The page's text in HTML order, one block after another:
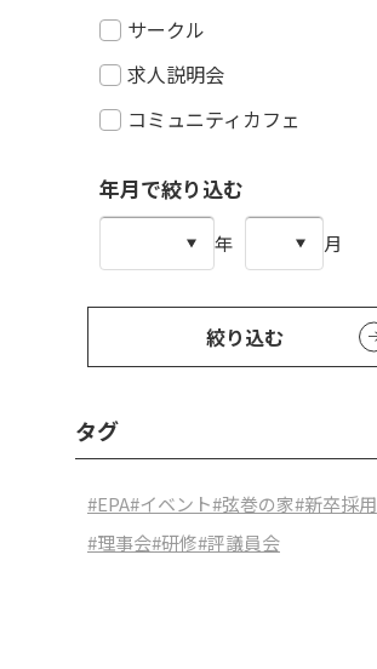
サークル
求人説明会
コミュニティカフェ
年月で絞り込む
年 月
絞り込む
タグ
#EPA#イベント#弦巻の家#新卒採用
#理事会#研修#評議員会